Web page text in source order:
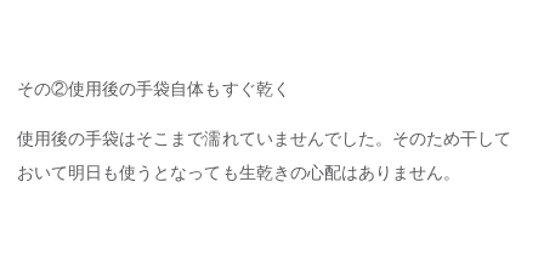
その②使用後の手袋自体もすぐ乾く
使用後の手袋はそこまで濡れていませんでした。そのため干して
おいて明日も使うとなっても生乾きの心配はありません。